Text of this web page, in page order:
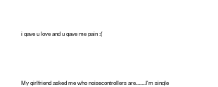
i gave u love and u gave me pain :(
My girlfriend asked me who noisecontrollers are.......I'm single